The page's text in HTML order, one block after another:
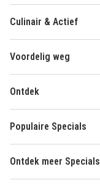
Culinair & Actief
Voordelig weg
Ontdek
Populaire Specials
Ontdek meer Specials